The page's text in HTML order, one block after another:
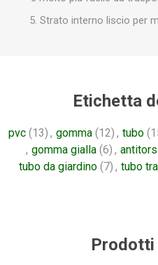
5. Strato interno liscio per
Etichetta
pvc (13) , gomma (12) , tubo
, gomma gialla (6) ,
tubo da giardino (7) , tubo